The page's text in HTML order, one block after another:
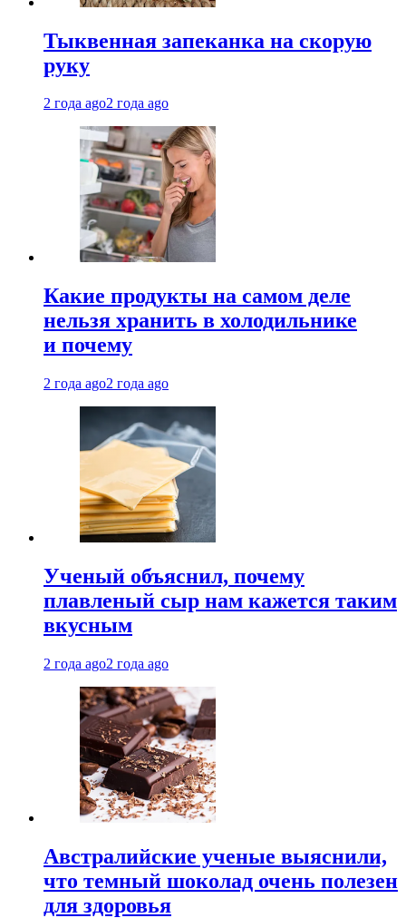
Тыквенная запеканка на скорую
руку
2 года ago2 года ago
Какие продукты на самом деле
нельзя хранить в холодильнике
и почему
2 года ago2 года ago
Ученый объяснил, почему
плавленый сыр нам кажется таким
вкусным
2 года ago2 года ago
Австралийские ученые выяснили,
что темный шоколад очень полезен
для здоровья